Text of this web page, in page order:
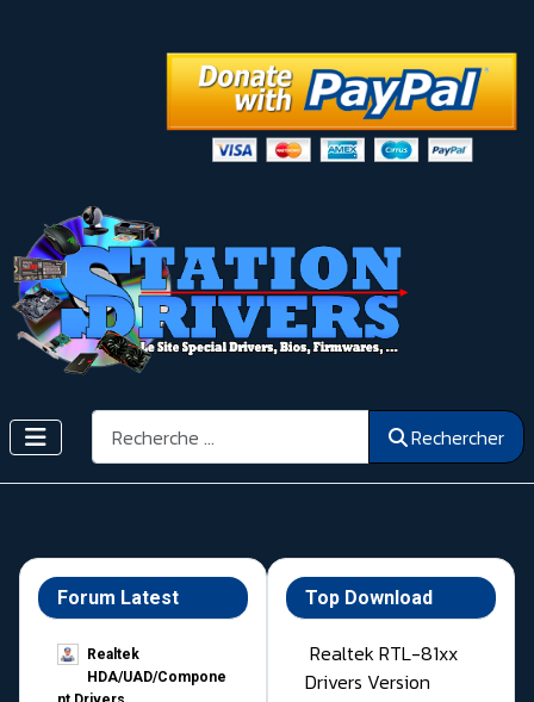
Rechercher Rechercher
Forum Latest
Realtek
HDA/UAD/Compone
Top Download
Realtek RTL-81xx
Drivers Version